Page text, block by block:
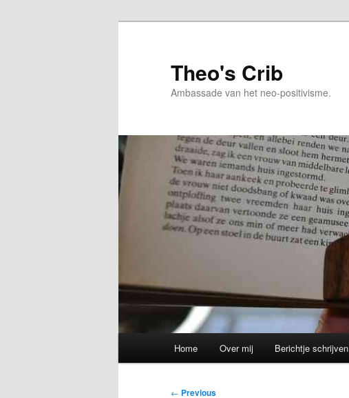
Theo's Crib
Ambassade van het neo-positivisme.
Home Over mij Berichtje schrijven
Post
← Previous